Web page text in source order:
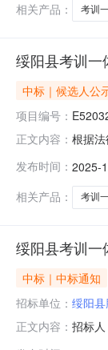
相关产品：
考训
绥阳县考训一
中标｜候选人公
项目编号：
正文内容： 根据
资质
发布时间： 2025-
相关产品：
考训
绥阳县考训一
中标｜中标通知
招标单位： 绥阳
正文内容： 招标